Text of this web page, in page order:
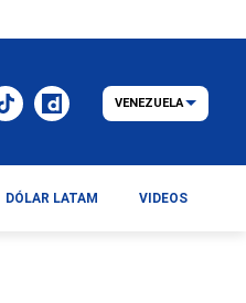
VENEZUELA
DÓLAR LATAM VIDEOS